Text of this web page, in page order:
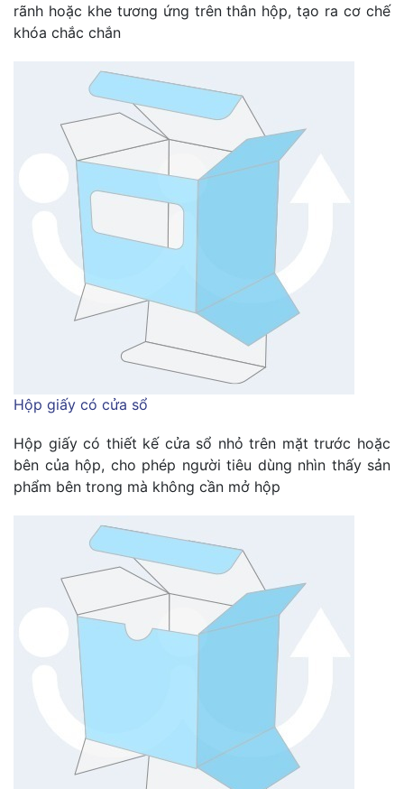
rãnh hoặc khe tương ứng trên thân hộp, tạo ra cơ chế
khóa chắc chắn
Hộp giấy có cửa sổ
Hộp giấy có thiết kế cửa sổ nhỏ trên mặt trước hoặc
bên của hộp, cho phép người tiêu dùng nhìn thấy sản
phẩm bên trong mà không cần mở hộp